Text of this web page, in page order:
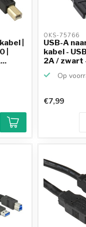
|
|
OKS-75766
USB-A
kabel -
2A / zwart
Op
€7,99